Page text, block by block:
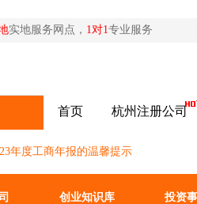
实地服务网点， 1对1专业服务
首页 杭州注册公司
年度工商年报的温馨提示
创业知识库 投资